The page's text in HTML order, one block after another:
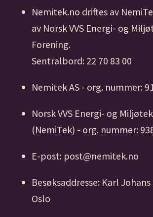
Nemitek.no driftes av
av Norsk VVS Energi- og
Forening.
Sentralbord: 22 70 83 00
Nemitek AS - org. nummer:
Norsk VVS Energi- og
(NemiTek) - org. nummer:
E-post: post@nemitek.no
Besøksaddresse: Karl
Oslo